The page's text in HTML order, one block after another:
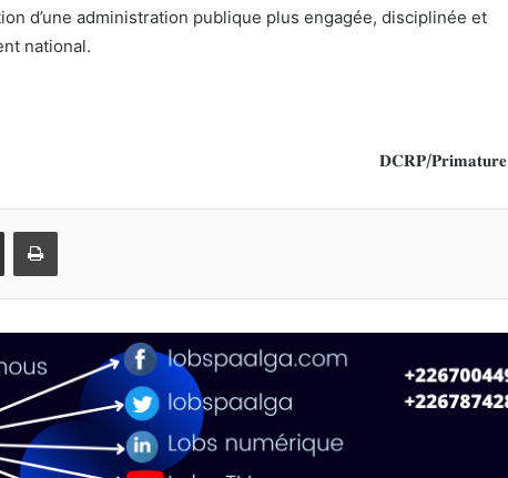
d’une administration publique plus engagée, disciplinée et
national.
‎𝐃𝐂𝐑𝐏/𝐏𝐫𝐢𝐦𝐚𝐭𝐮𝐫𝐞
Partager par email Imprimer